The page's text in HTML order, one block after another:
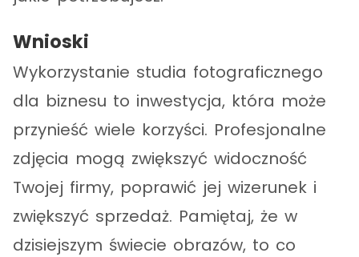
Wnioski
Wykorzystanie studia fotograficznego
dla biznesu to inwestycja, która może
przynieść wiele korzyści. Profesjonalne
zdjęcia mogą zwiększyć widoczność
Twojej firmy, poprawić jej wizerunek i
zwiększyć sprzedaż. Pamiętaj, że w
dzisiejszym świecie obrazów, to co